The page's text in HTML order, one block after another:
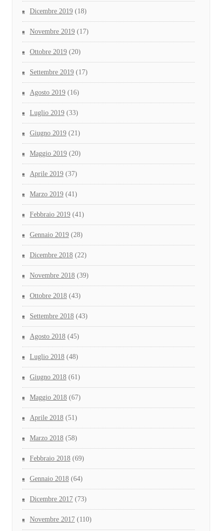
Dicembre 2019 (18)
Novembre 2019 (17)
Ottobre 2019 (20)
Settembre 2019 (17)
Agosto 2019 (16)
Luglio 2019 (33)
Giugno 2019 (21)
Maggio 2019 (20)
Aprile 2019 (37)
Marzo 2019 (41)
Febbraio 2019 (41)
Gennaio 2019 (28)
Dicembre 2018 (22)
Novembre 2018 (39)
Ottobre 2018 (43)
Settembre 2018 (43)
Agosto 2018 (45)
Luglio 2018 (48)
Giugno 2018 (61)
Maggio 2018 (67)
Aprile 2018 (51)
Marzo 2018 (58)
Febbraio 2018 (69)
Gennaio 2018 (64)
Dicembre 2017 (73)
Novembre 2017 (110)